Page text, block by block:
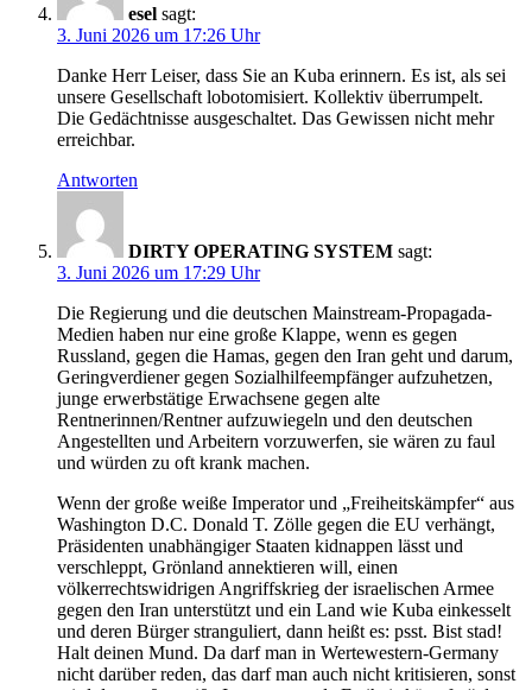
esel sagt:
3. Juni 2026 um 17:26 Uhr
Danke Herr Leiser, dass Sie an Kuba erinnern. Es ist, als sei
unsere Gesellschaft lobotomisiert. Kollektiv überrumpelt.
Die Gedächtnisse ausgeschaltet. Das Gewissen nicht mehr
erreichbar.
Antworten
DIRTY OPERATING SYSTEM sagt:
3. Juni 2026 um 17:29 Uhr
Die Regierung und die deutschen Mainstream-Propagada-
Medien haben nur eine große Klappe, wenn es gegen
Russland, gegen die Hamas, gegen den Iran geht und darum,
Geringverdiener gegen Sozialhilfeempfänger aufzuhetzen,
junge erwerbstätige Erwachsene gegen alte
Rentnerinnen/Rentner aufzuwiegeln und den deutschen
Angestellten und Arbeitern vorzuwerfen, sie wären zu faul
und würden zu oft krank machen.
Wenn der große weiße Imperator und „Freiheitskämpfer“ aus
Washington D.C. Donald T. Zölle gegen die EU verhängt,
Präsidenten unabhängiger Staaten kidnappen lässt und
verschleppt, Grönland annektieren will, einen
völkerrechtswidrigen Angriffskrieg der israelischen Armee
gegen den Iran unterstützt und ein Land wie Kuba einkesselt
und deren Bürger stranguliert, dann heißt es: psst. Bist stad!
Halt deinen Mund. Da darf man in Wertewestern-Germany
nicht darüber reden, das darf man auch nicht kritisieren, sonst